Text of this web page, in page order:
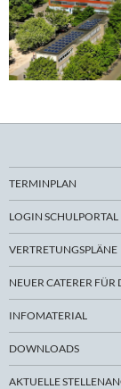
TERMINPLAN
LOGIN SCHULPORTAL
VERTRETUNGSPLÄNE
NEUER CATERER FÜR
INFOMATERIAL
DOWNLOADS
AKTUELLE